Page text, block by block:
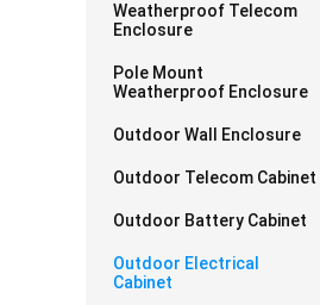
Weatherproof Telecom
Enclosure
Pole Mount
Weatherproof Enclosure
Outdoor Wall Enclosure
Outdoor Telecom Cabinet
Outdoor Battery Cabinet
Outdoor Electrical
Cabinet